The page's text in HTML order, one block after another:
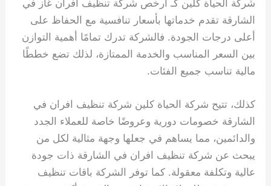
شركة الحياة كلين كـ ارخص شركة تنظيف افران غاز في
الشارقة تقدم خدماتها بأسعار تنافسية مع الحفاظ على
أعلى درجات الجودة. فالشركة تدرك تمامًا أهمية التوازن
بين السعر المناسب والخدمة الممتازة، لذلك تضع خططًا
مالية تناسب جميع الفئات.
كذلك، تتيح شركة الحياة كلين شركة تنظيف افران في
الشارقة خصومات دورية وعروضًا خاصة للعملاء الجدد
والدائمين، مما يساهم في جعلها وجهة مثالية لكل من
يبحث عن شركة تنظيف افران في الشارقة ذات جودة
عالية وتكلفة معقولة. كما توفر الشركة باقات تنظيف